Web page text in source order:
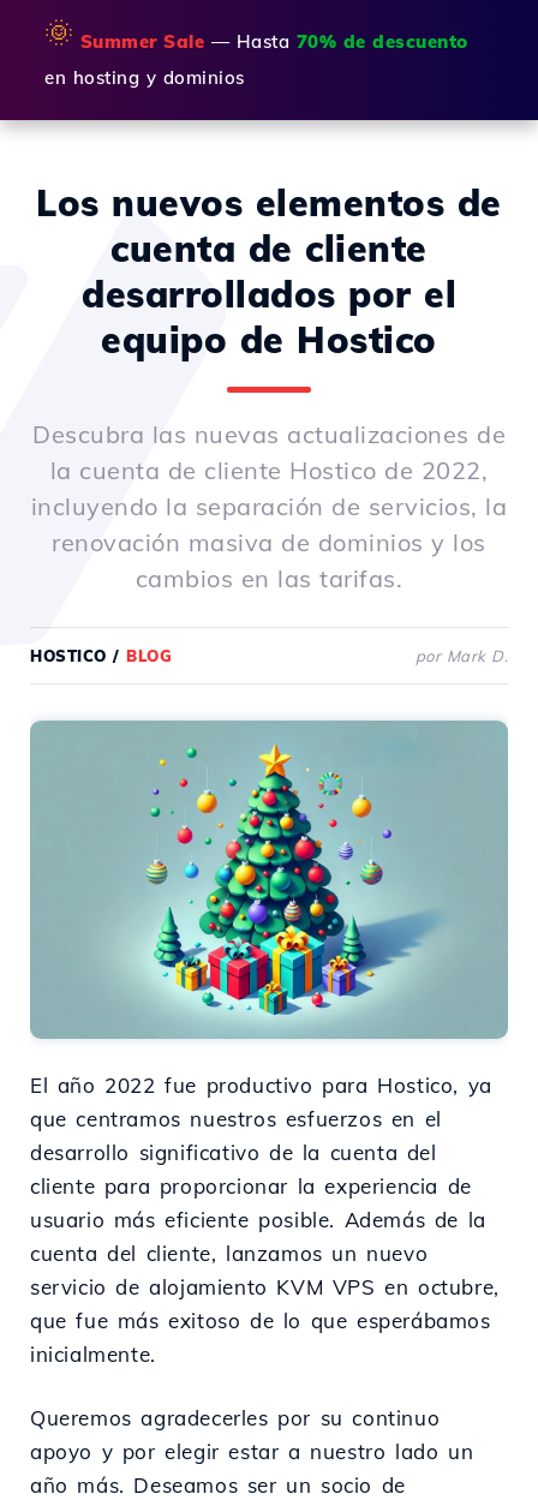
🌞 Summer Sale — Hasta 70% de descuento
en hosting y dominios
Los nuevos elementos de
cuenta de cliente
desarrollados por el
equipo de Hostico
Descubra las nuevas actualizaciones de
la cuenta de cliente Hostico de 2022,
incluyendo la separación de servicios, la
renovación masiva de dominios y los
cambios en las tarifas.
HOSTICO / BLOG por Mark D.
El año 2022 fue productivo para Hostico, ya
que centramos nuestros esfuerzos en el
desarrollo significativo de la cuenta del
cliente para proporcionar la experiencia de
usuario más eficiente posible. Además de la
cuenta del cliente, lanzamos un nuevo
servicio de alojamiento KVM VPS en octubre,
que fue más exitoso de lo que esperábamos
inicialmente.
Queremos agradecerles por su continuo
apoyo y por elegir estar a nuestro lado un
año más. Deseamos ser un socio de